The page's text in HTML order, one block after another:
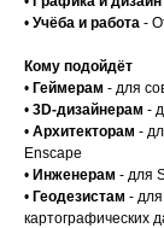
• Учёба и работа -
Кому подойдёт
• Геймерам - для
• 3D-дизайнерам -
• Архитекторам -
Enscape
• Инженерам - для
• Геодезистам -
картографических